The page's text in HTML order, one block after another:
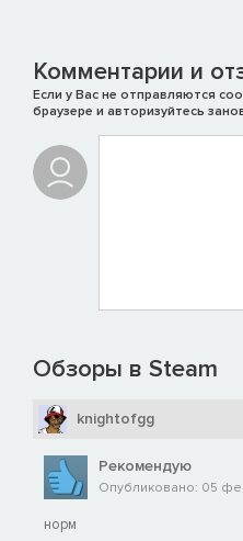
Комментарии и
Если у Вас не отправляются
браузере и авторизуйтесь
Обзоры в Steam
knightofgg
Рекомендую
Опубликовано: 05
норм